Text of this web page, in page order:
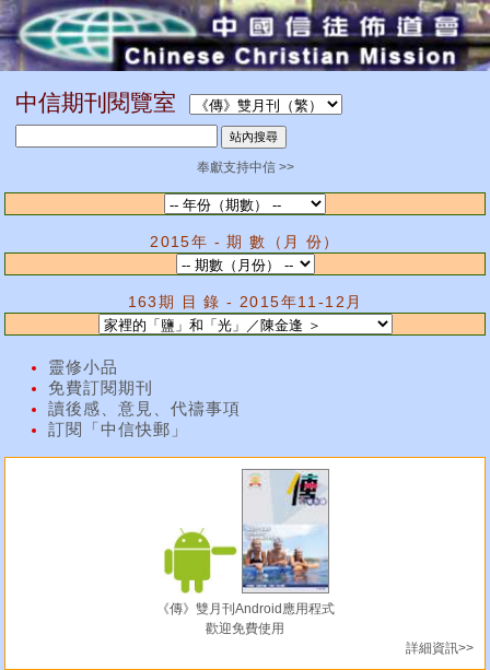
中信期刊閱覽室
奉獻支持中信 >>
2015年 - 期 數（月 份）
163期 目 錄 - 2015年11-12月
靈修小品
免費訂閱期刊
讀後感、意見、代禱事項
訂閱「中信快郵」
《傳》雙月刊Android應用程式
歡迎免費使用
詳細資訊>>